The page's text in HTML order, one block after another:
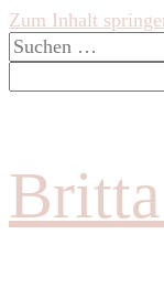
Zum Inhalt
Suchen
nach: